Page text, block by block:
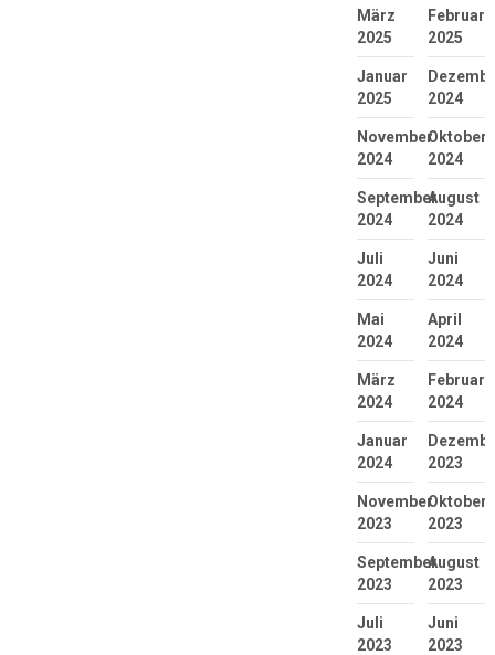
März
2025
Februar
2025
Januar
2025
2024
November
2024
Oktober
2024
September
2024
August
2024
Juli
2024
Juni
2024
Mai
2024
April
2024
März
2024
Februar
2024
Januar
2024
2023
November
2023
Oktober
2023
September
2023
August
2023
Juli
2023
Juni
2023